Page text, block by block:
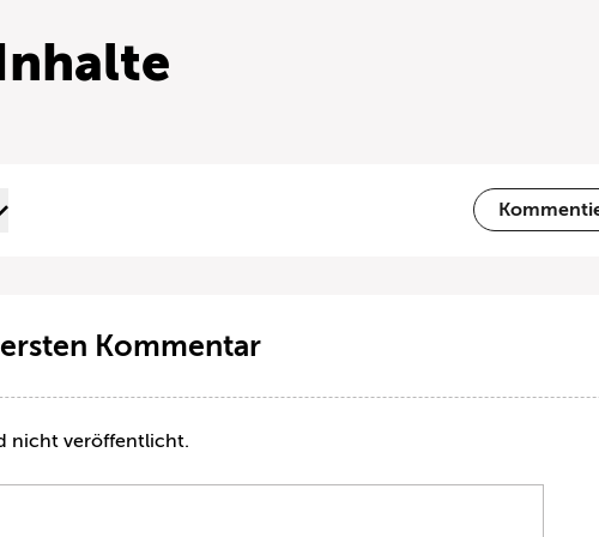
Kommentar
nicht veröffentlicht.